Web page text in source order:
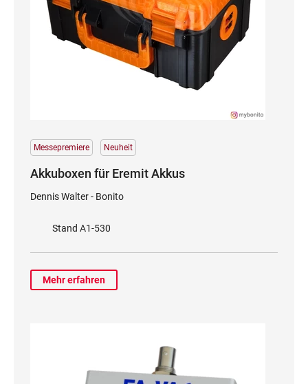
Messepremiere Neuheit
Akkuboxen für Eremit Akkus
Dennis Walter - Bonito
Stand A1-530
Mehr erfahren